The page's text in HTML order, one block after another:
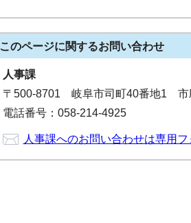
このページに関するお問い合わせ
人事課
〒500-8701 岐阜市司町40番地1 市
電話番号：058-214-4925
人事課へのお問い合わせは専用フ